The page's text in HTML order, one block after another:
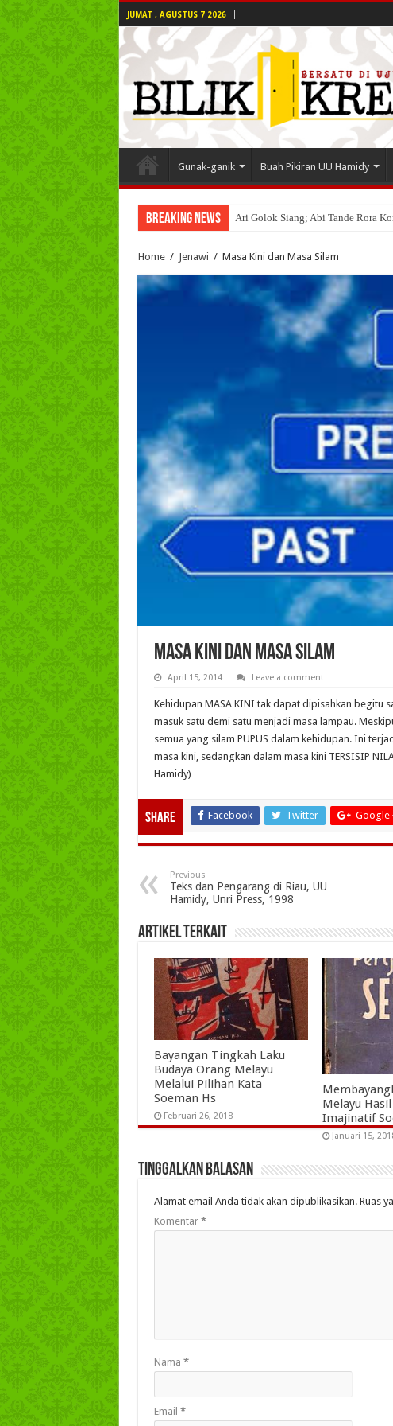
JUMAT , AGUSTUS 7 2026
Gunak-ganik Buah Pikiran UU Hamidy
Breaking News Ari Golok Siang; Abi Tande Rora
Home / Jenawi / Masa Kini dan Masa Silam
Masa Kini dan Masa Silam
April 15, 2014 Leave a comment
Kehidupan MASA KINI tak dapat dipisahkan begitu
masuk satu demi satu menjadi masa lampau.
semua yang silam PUPUS dalam kehidupan. Ini
masa kini, sedangkan dalam masa kini TERSISIP
Hamidy)
Share Facebook Twitter Google
Previous
Teks dan Pengarang di Riau, UU
Hamidy, Unri Press, 1998
Artikel Terkait
Bayangan Tingkah Laku
Budaya Orang Melayu
Melalui Pilihan Kata
Soeman Hs
Februari 26, 2018
Melayu
Imajinatif
Januari 15,
Tinggalkan Balasan
Alamat email Anda tidak akan dipublikasikan. Ruas
Komentar *
Nama *
Email *